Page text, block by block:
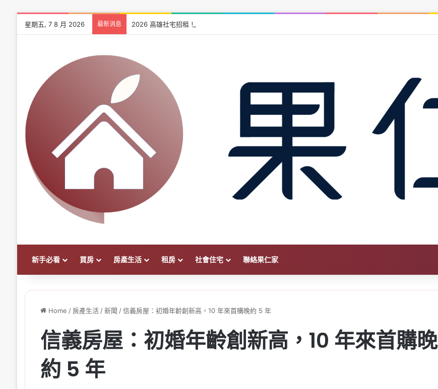
星期五, 7 8 月 2026 最新消息 2026 高雄社宅招租！「凱旋青樹」遞補招租 43 戶，月租 3,590 元起，申請期限至 8/31
新手必看 買房 房產生活 租房 社會住宅 聯絡果仁家
Home / 房產生活 / 新聞 / 信義房屋：初婚年齡創新高，10 年來首購晚約 5 年
信義房屋：初婚年齡創新高，10 年來首購晚
約 5 年